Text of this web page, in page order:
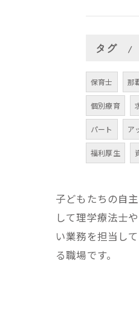
タグ
保育士 那
個別療育
パート ア
福利厚生
子どもたちの自
して理学療法士
い業務を担当し
る職場です。